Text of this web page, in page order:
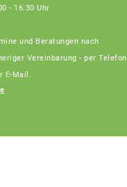
- 16.30 Uhr
und Beratungen nach
Vereinbarung - per Telefon
E-Mail.